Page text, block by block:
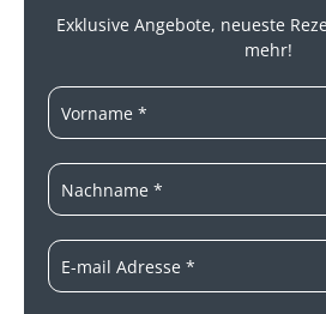
Exklusive Angebote, neueste
mehr!